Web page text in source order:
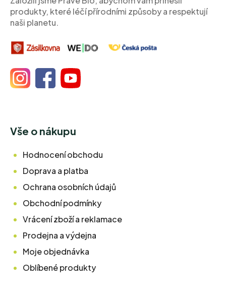
produkty, které léčí přírodními způsoby a respektují
naši planetu.
Vše o nákupu
Hodnocení obchodu
Doprava a platba
Ochrana osobních údajů
Obchodní podmínky
Vrácení zboží a reklamace
Prodejna a výdejna
Moje objednávka
Oblíbené produkty